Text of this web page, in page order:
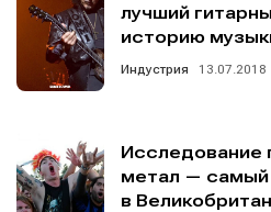
лучший
историю
Индустрия 13.07.2018
Исследование
метал — самый
в